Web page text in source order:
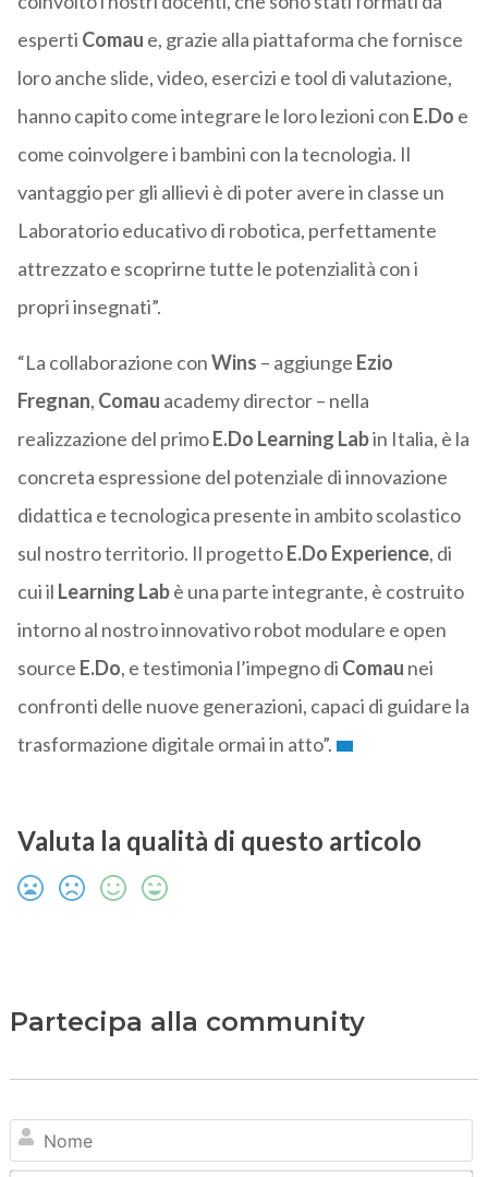
esperti Comau e, grazie alla piattaforma che fornisce
loro anche slide, video, esercizi e tool di valutazione,
hanno capito come integrare le loro lezioni con E.Do e
come coinvolgere i bambini con la tecnologia. Il
vantaggio per gli allievi è di poter avere in classe un
Laboratorio educativo di robotica, perfettamente
attrezzato e scoprirne tutte le potenzialità con i
propri insegnati”.
“La collaborazione conWins – aggiunge Ezio
Fregnan, Comau academy director – nella
realizzazione del primoE.Do Learning Labin Italia, è la
concreta espressione del potenziale di innovazione
didattica e tecnologica presente in ambito scolastico
sul nostro territorio. Il progettoE.Do Experience, di
cui il Learning Labè una parte integrante, è costruito
intorno al nostro innovativo robot modulare e open
source E.Do, e testimonia l’impegno di Comau nei
confronti delle nuove generazioni, capaci di guidare la
trasformazione digitale ormai in atto”.
Valuta la qualità di questo articolo
Partecipa alla community